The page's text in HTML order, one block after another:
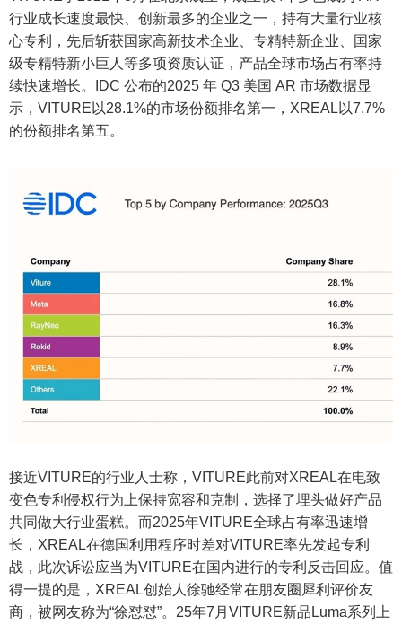
行业成长速度最快、创新最多的企业之一，持有大量行业核
心专利，先后斩获国家高新技术企业、专精特新企业、国家
级专精特新小巨人等多项资质认证，产品全球市场占有率持
续快速增长。IDC 公布的2025 年 Q3 美国 AR 市场数据显
示，VITURE以28.1%的市场份额排名第一，XREAL以7.7%
的份额排名第五。
接近VITURE的行业人士称，VITURE此前对XREAL在电致
变色专利侵权行为上保持宽容和克制，选择了埋头做好产品
共同做大行业蛋糕。而2025年VITURE全球占有率迅速增
长，XREAL在德国利用程序时差对VITURE率先发起专利
战，此次诉讼应当为VITURE在国内进行的专利反击回应。值
得一提的是，XREAL创始人徐驰经常在朋友圈犀利评价友
商，被网友称为“徐怼怼”。25年7月VITURE新品Luma系列上